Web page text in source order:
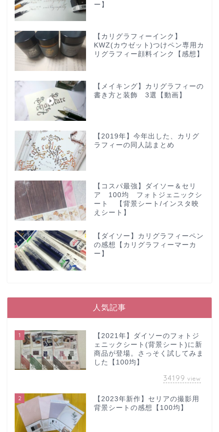
ー】
【カリグラフィーインク】
KWZ(カウゼット)つけペン専用カ
リグラフィー顔料インク【感想】
【メイキング】カリグラフィーの
書き方と装飾 3選【動画】
【2019年】今年出した、カリグ
ラフィーの同人誌まとめ
【コスパ最強】ダイソー＆セリ
ア 100均 フォトジェニックシ
ート 【背景シート/インスタ映
えシート】
【ダイソー】カリグラフィーペン
の感想【カリグラフィーマーカ
ー】
人気記事
1
【2021年】ダイソーのフォトジ
ェニックシート(背景シート)に新
商品が登場。さっそく試してみま
した【100均】
34199 view
2
【2023年新作】セリアの撮影用
背景シートの感想【100均】